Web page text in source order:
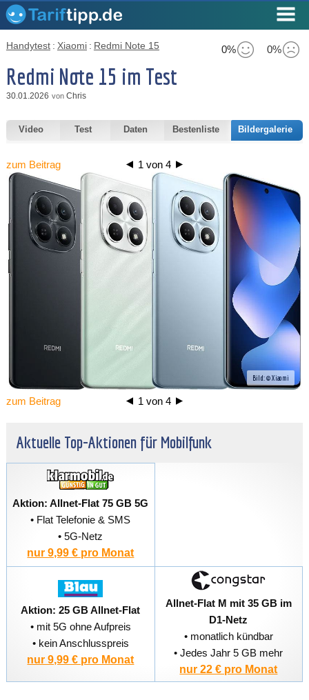
0% 0%
Handytest : Xiaomi : Redmi Note 15
Redmi Note 15 im Test
30.01.2026 von Chris
Video Test Daten Bestenliste Bildergalerie
zum Beitrag 1 von4
Bild: © Xiaomi
zum Beitrag 1 von4
Aktuelle Top-Aktionen für Mobilfunk
Aktion: Allnet-Flat 75 GB 5G
• Flat Telefonie & SMS
• 5G-Netz
nur 9,99 € pro Monat
Aktion: 25 GB Allnet-Flat
• mit 5G ohne Aufpreis
• kein Anschlusspreis
nur 9,99 € pro Monat
Allnet-Flat M mit 35 GB im
D1-Netz
• monatlich kündbar
• Jedes Jahr 5 GB mehr
nur 22 € pro Monat